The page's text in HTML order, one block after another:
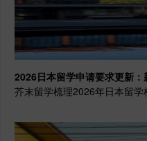
2026日本留学申请要求更新
芥末留学梳理2026年日本留学